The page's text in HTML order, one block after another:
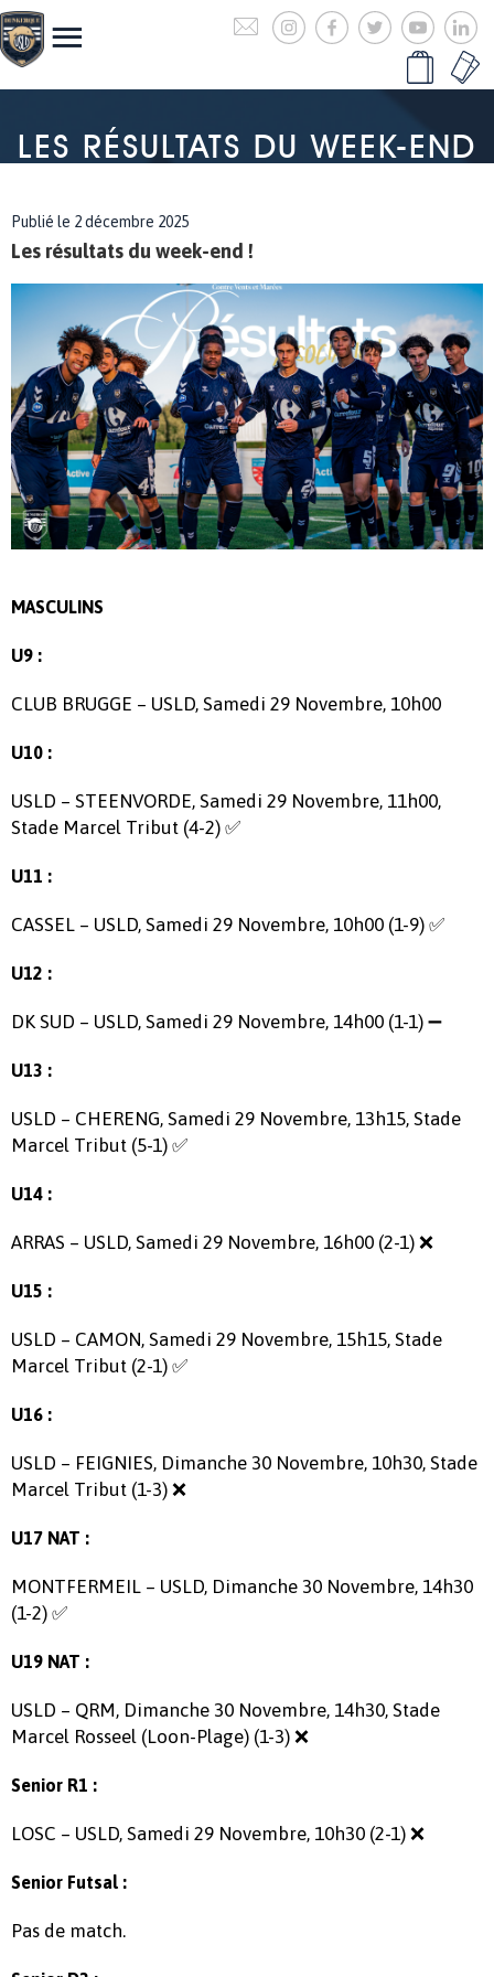
LES RÉSULTATS DU WEEK-END
Publié le 2 décembre 2025
Les résultats du week-end !
MASCULINS
U9 :
CLUB BRUGGE – USLD, Samedi 29 Novembre, 10h00
U10 :
USLD – STEENVORDE, Samedi 29 Novembre, 11h00,
Stade Marcel Tribut (4-2) ✅
U11 :
CASSEL – USLD, Samedi 29 Novembre, 10h00 (1-9) ✅
U12 :
DK SUD – USLD, Samedi 29 Novembre, 14h00 (1-1) ➖
U13 :
USLD – CHERENG, Samedi 29 Novembre, 13h15, Stade
Marcel Tribut (5-1) ✅
U14 :
ARRAS – USLD, Samedi 29 Novembre, 16h00 (2-1) ❌
U15 :
USLD – CAMON, Samedi 29 Novembre, 15h15, Stade
Marcel Tribut (2-1) ✅
U16 :
USLD – FEIGNIES, Dimanche 30 Novembre, 10h30, Stade
Marcel Tribut (1-3) ❌
U17 NAT :
MONTFERMEIL – USLD, Dimanche 30 Novembre, 14h30
(1-2) ✅
U19 NAT :
USLD – QRM, Dimanche 30 Novembre, 14h30, Stade
Marcel Rosseel (Loon-Plage) (1-3) ❌
Senior R1 :
LOSC – USLD, Samedi 29 Novembre, 10h30 (2-1) ❌
Senior Futsal :
Pas de match.